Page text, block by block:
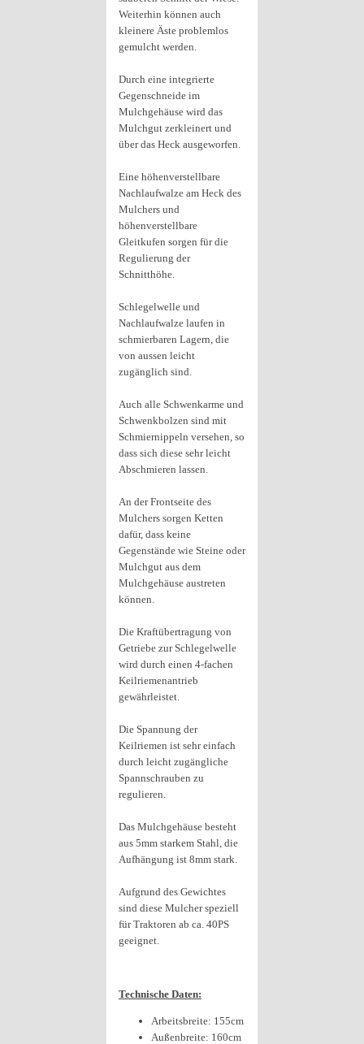
Weiterhin können auch
kleinere Äste problemlos
gemulcht werden.
Durch eine integrierte
Gegenschneide im
Mulchgehäuse wird das
Mulchgut zerkleinert und
über das Heck ausgeworfen.
Eine höhenverstellbare
Nachlaufwalze am Heck des
Mulchers und
höhenverstellbare
Gleitkufen sorgen für die
Regulierung der
Schnitthöhe.
Schlegelwelle und
Nachlaufwalze laufen in
schmierbaren Lagern, die
von aussen leicht
zugänglich sind.
Auch alle Schwenkarme und
Schwenkbolzen sind mit
Schmiernippeln versehen, so
dass sich diese sehr leicht
Abschmieren lassen.
An der Frontseite des
Mulchers sorgen Ketten
dafür, dass keine
Gegenstände wie Steine oder
Mulchgut aus dem
Mulchgehäuse austreten
können.
Die Kraftübertragung von
Getriebe zur Schlegelwelle
wird durch einen 4-fachen
Keilriemenantrieb
gewährleistet.
Die Spannung der
Keilriemen ist sehr einfach
durch leicht zugängliche
Spannschrauben zu
regulieren.
Das Mulchgehäuse besteht
aus 5mm starkem Stahl, die
Aufhängung ist 8mm stark.
Aufgrund des Gewichtes
sind diese Mulcher speziell
für Traktoren ab ca. 40PS
geeignet.
Technische Daten:
Arbeitsbreite: 155cm
Außenbreite: 160cm